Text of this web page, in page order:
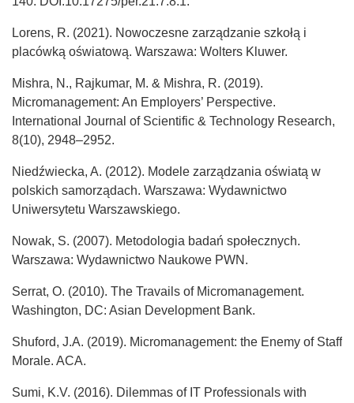
Lorens, R. (2021). Nowoczesne zarządzanie szkołą i
placówką oświatową. Warszawa: Wolters Kluwer.
Mishra, N., Rajkumar, M. & Mishra, R. (2019).
Micromanagement: An Employers’ Perspective.
International Journal of Scientific & Technology Research,
8(10), 2948–2952.
Niedźwiecka, A. (2012). Modele zarządzania oświatą w
polskich samorządach. Warszawa: Wydawnictwo
Uniwersytetu Warszawskiego.
Nowak, S. (2007). Metodologia badań społecznych.
Warszawa: Wydawnictwo Naukowe PWN.
Serrat, O. (2010). The Travails of Micromanagement.
Washington, DC: Asian Development Bank.
Shuford, J.A. (2019). Micromanagement: the Enemy of Staff
Morale. ACA.
Sumi, K.V. (2016). Dilemmas of IT Professionals with